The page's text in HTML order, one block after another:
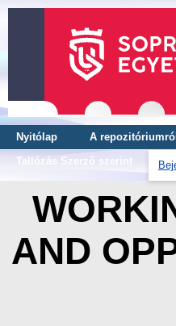
Nyitólap A repozitóriumról
Tallózás Szerző szerint
AND